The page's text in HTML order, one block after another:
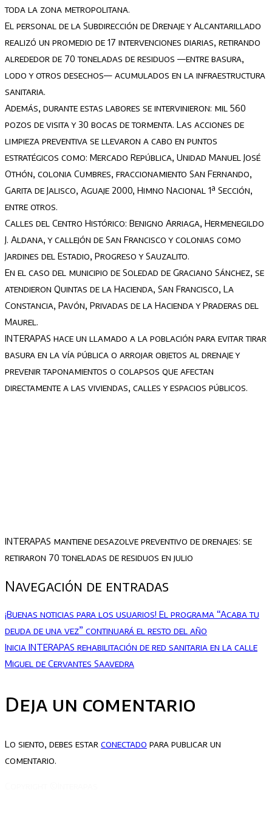
toda la zona metropolitana.
El personal de la Subdirección de Drenaje y Alcantarillado
realizó un promedio de 17 intervenciones diarias, retirando
alrededor de 70 toneladas de residuos —entre basura,
lodo y otros desechos— acumulados en la infraestructura
sanitaria.
Además, durante estas labores se intervinieron: mil 560
pozos de visita y 30 bocas de tormenta. Las acciones de
limpieza preventiva se llevaron a cabo en puntos
estratégicos como: Mercado República, Unidad Manuel José
Othón, colonia Cumbres, fraccionamiento San Fernando,
Garita de Jalisco, Aguaje 2000, Himno Nacional 1ª Sección,
entre otros.
Calles del Centro Histórico: Benigno Arriaga, Hermenegildo
J. Aldana, y callejón de San Francisco y colonias como
Jardines del Estadio, Progreso y Sauzalito.
En el caso del municipio de Soledad de Graciano Sánchez, se
atendieron Quintas de la Hacienda, San Francisco, La
Constancia, Pavón, Privadas de la Hacienda y Praderas del
Maurel.
INTERAPAS hace un llamado a la población para evitar tirar
basura en la vía pública o arrojar objetos al drenaje y
prevenir taponamientos o colapsos que afectan
directamente a las viviendas, calles y espacios públicos.
INTERAPAS mantiene desazolve preventivo de drenajes: se
retiraron 70 toneladas de residuos en julio
Navegación de entradas
¡Buenas noticias para los usuarios! El programa “Acaba tu
deuda de una vez” continuará el resto del año
Inicia INTERAPAS rehabilitación de red sanitaria en la calle
Miguel de Cervantes Saavedra
Deja un comentario
Lo siento, debes estar conectado para publicar un
comentario.